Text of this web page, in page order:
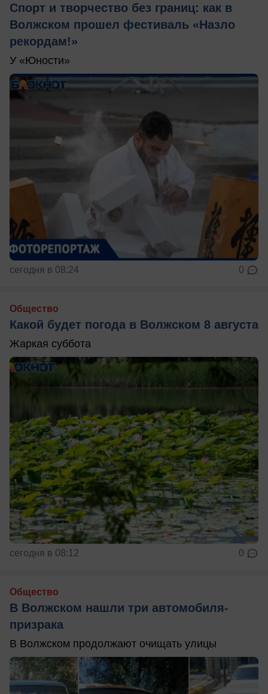
Спорт и творчество без границ: как в
Волжском прошел фестиваль «Назло
рекордам!»
У «Юности»
сегодня в 08:24 0
Общество
Какой будет погода в Волжском 8 августа
Жаркая суббота
сегодня в 08:12 0
Общество
В Волжском нашли три автомобиля-
призрака
В Волжском продолжают очищать улицы